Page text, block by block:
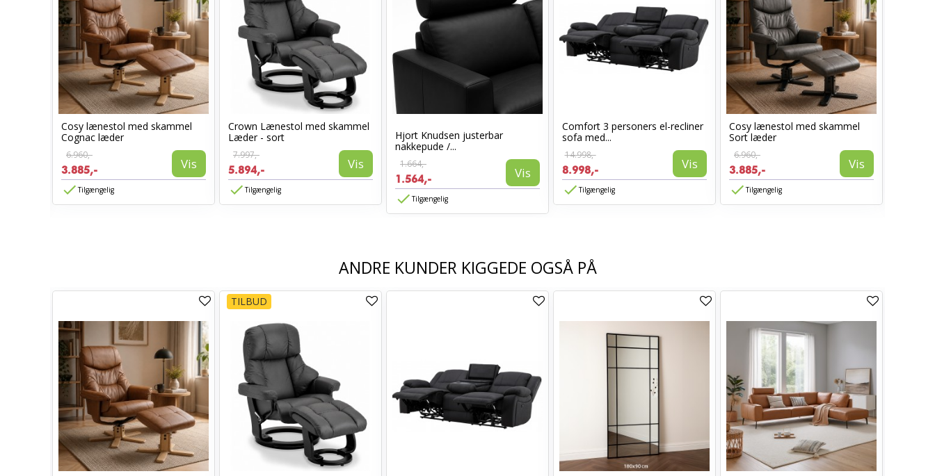
Cosy lænestol med skammel
Cognac læder
6.960,-
3.885,- Vis
Tilgængelig
Crown Lænestol med skammel
Læder - sort
7.997,-
5.894,- Vis
Tilgængelig
Hjort Knudsen justerbar
nakkepude /...
1.664,-
1.564,- Vis
Tilgængelig
Comfort 3 personers el-recliner
sofa med...
14.998,-
8.998,- Vis
Tilgængelig
Cosy lænestol med skammel
Sort læder
6.960,-
3.885,- Vis
Tilgængelig
ANDRE KUNDER KIGGEDE OGSÅ PÅ
TILBUD